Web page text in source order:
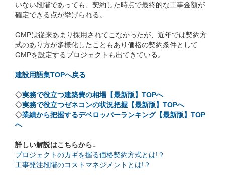
いない段階であっても、契約した時点で最終的な工事金額が
確定できる点が挙げられる。
GMPは従来あまり採用されてこなかったが、近年では契約方
式のあり方が多様化したこともあり価格の契約条件として
GMPを設定するプロジェクトも出てきている。
建設用語集TOPへ戻る
◇実務で役立つ建築費の相場【最新版】TOPへ
◇実務で役立つゼネコンの状況把握【最新版】TOPへ
◇業績から把握するデベロッパーランキング【最新版】TOP
へ
詳しい解説はこちらから↓
プロジェクトのカギを握る価格契約方式とは!？
工事発注段階のコストマネジメントとは!？